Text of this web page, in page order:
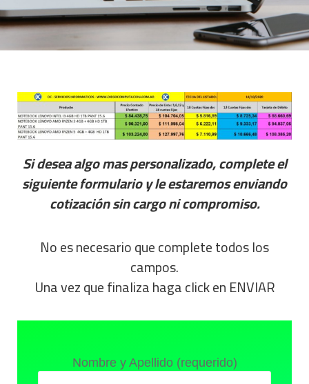
Si desea algo mas personalizado, complete el
siguiente formulario y le estaremos enviando
cotización sin cargo ni compromiso.
No es necesario que complete todos los
campos.
Una vez que finaliza haga click en ENVIAR
Nombre y Apellido (requerido)